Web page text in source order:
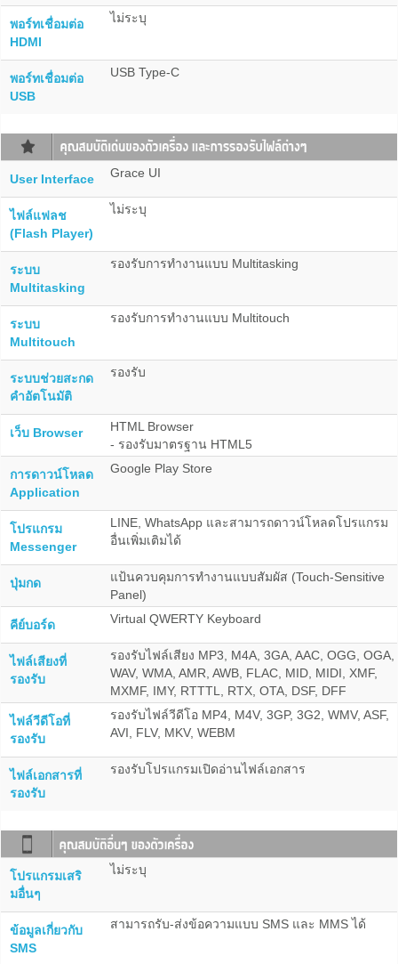
พอร์ทเชื่อมต่อ
HDMI
ไม่ระบุ
พอร์ทเชื่อมต่อ
USB
USB Type-C
User Interface Grace UI
ไฟล์แฟลช
(Flash Player)
ไม่ระบุ
ระบบ
Multitasking
รองรับการทำงานแบบ Multitasking
ระบบ
Multitouch
รองรับการทำงานแบบ Multitouch
ระบบช่วยสะกด
คำอัตโนมัติ
รองรับ
เว็บ Browser
HTML Browser
- รองรับมาตรฐาน HTML5
การดาวน์โหลด
Application
Google Play Store
โปรแกรม
Messenger
LINE, WhatsApp และสามารถดาวน์โหลดโปรแกรม
อื่นเพิ่มเติมได้
ปุ่มกด
แป้นควบคุมการทำงานแบบสัมผัส (Touch-Sensitive
Panel)
คีย์บอร์ด Virtual QWERTY Keyboard
ไฟล์เสียงที่
รองรับ
รองรับไฟล์เสียง MP3, M4A, 3GA, AAC, OGG, OGA,
WAV, WMA, AMR, AWB, FLAC, MID, MIDI, XMF,
MXMF, IMY, RTTTL, RTX, OTA, DSF, DFF
ไฟล์วีดีโอที่
รองรับ
รองรับไฟล์วีดีโอ MP4, M4V, 3GP, 3G2, WMV, ASF,
AVI, FLV, MKV, WEBM
ไฟล์เอกสารที่
รองรับ
รองรับโปรแกรมเปิดอ่านไฟล์เอกสาร
โปรแกรมเสริ
มอื่นๆ
ไม่ระบุ
ข้อมูลเกี่ยวกับ
SMS
สามารถรับ-ส่งข้อความแบบ SMS และ MMS ได้